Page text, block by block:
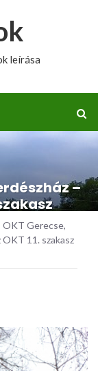
leírása
–
OKT Gerecse,
11. szakasz